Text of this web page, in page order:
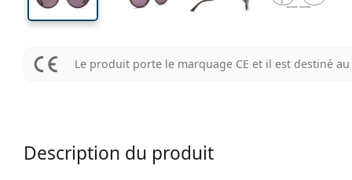
Le produit porte le marquage CE et il est destiné
Description du produit